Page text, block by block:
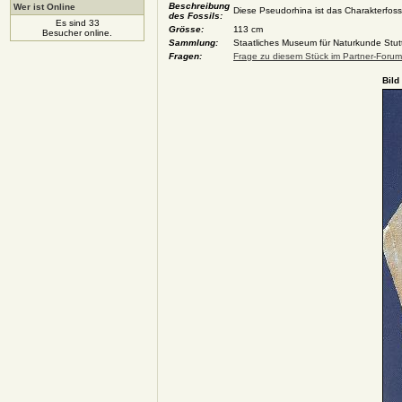
Wer ist Online
Es sind 33
Besucher online.
Beschreibung
des Fossils:
Diese Pseudorhina ist das
Grösse:
113 cm
Sammlung:
Staatliches Museum für Naturkunde
Fragen:
Frage zu diesem Stück im Partner-
Bild